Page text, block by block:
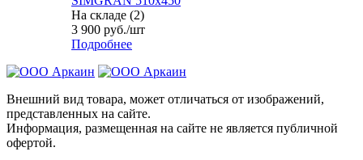
На складе (2)
3 900 руб./шт
Подробнее
Внешний вид товара, может отличаться от изображений,
представленных на сайте.
Информация, размещенная на сайте не является публичной
офертой.